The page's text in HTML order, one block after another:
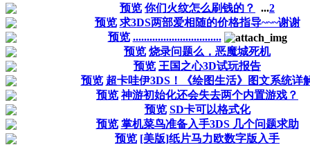
预览 你们火纹怎么刷钱的？ ...2
预览 求3DS两部爱相随的价格指导~~~谢谢
预览 ................................
预览 烧录问题么，恶魔城死机
预览 王国之心3D试玩报告
预览 超卡哇伊3DS！《绘图生活》图文系统详
预览 神游初始化还会失去两个内置游戏？
预览 SD卡可以格式化
预览 掌机菜鸟准备入手3DS 几个问题求助
预览 [美版]纸片马力欧数字版入手